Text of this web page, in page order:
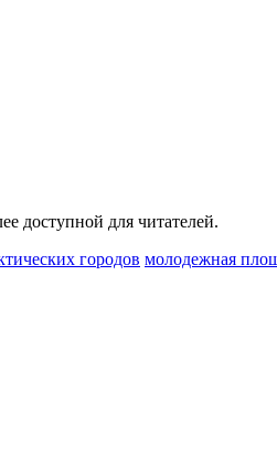
доступной для читателей.
городов молодежная